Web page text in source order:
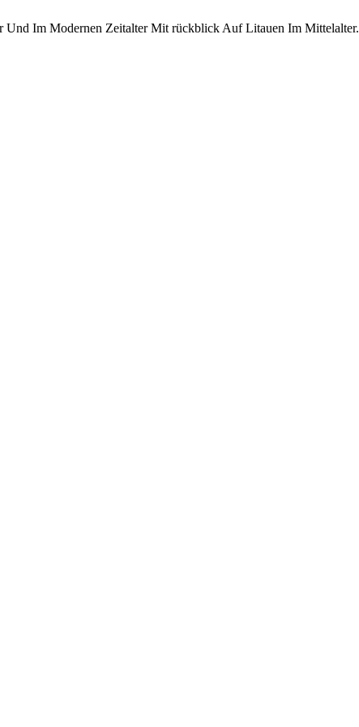
Und Im Modernen Zeitalter Mit rückblick Auf Litauen Im Mittelalter.